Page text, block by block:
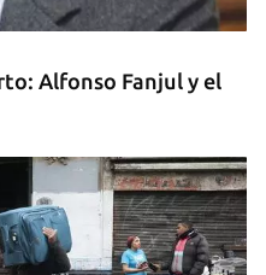
Alfonso Fanjul y el